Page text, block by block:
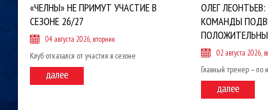
«ЧЕЛНЫ» НЕ ПРИМУТ УЧАСТИЕ В
СЕЗОНЕ 26/27
04 августа 2026, вторник
Клуб отказался от участия в сезоне
ОЛЕГ
КОМАНДЫ
02 августа 2026,
Главный тренер – по